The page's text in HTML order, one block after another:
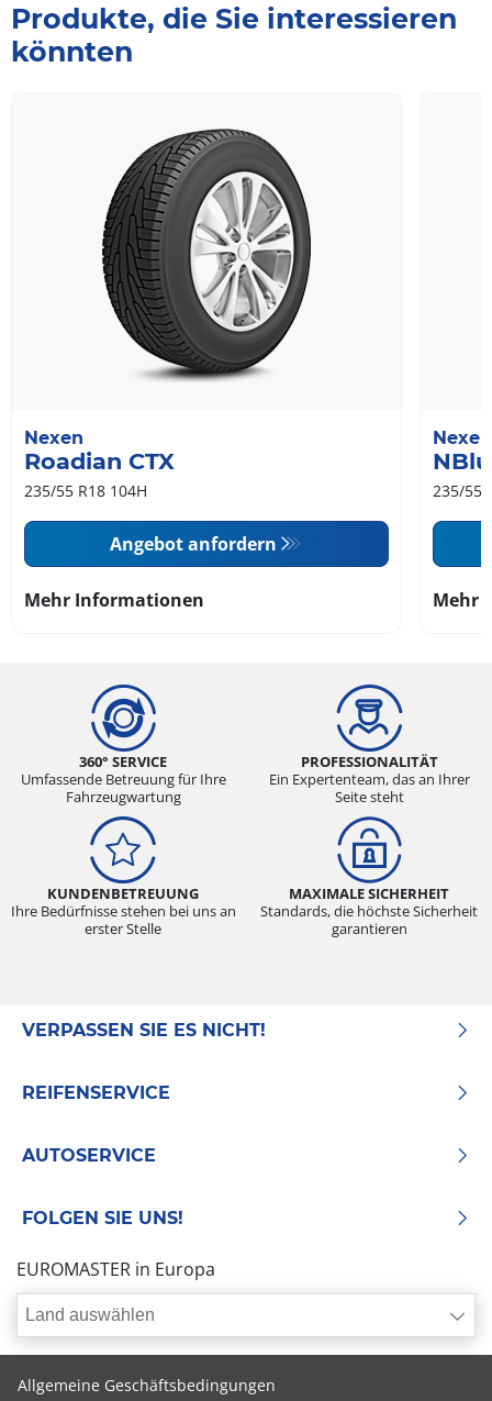
Produkte, die Sie interessieren
könnten
Nexen
Roadian CTX
235/55 R18 104H
Angebot anfordern
Mehr Informationen
Nexen
235/55
Mehr
360° SERVICE
Umfassende Betreuung für Ihre
Fahrzeugwartung
PROFESSIONALITÄT
Ein Expertenteam, das an Ihrer
Seite steht
KUNDENBETREUUNG
Ihre Bedürfnisse stehen bei uns an
erster Stelle
MAXIMALE SICHERHEIT
Standards, die höchste Sicherheit
garantieren
VERPASSEN SIE ES NICHT!
REIFENSERVICE
AUTOSERVICE
FOLGEN SIE UNS!
EUROMASTER in Europa
Land auswählen
Allgemeine Geschäftsbedingungen